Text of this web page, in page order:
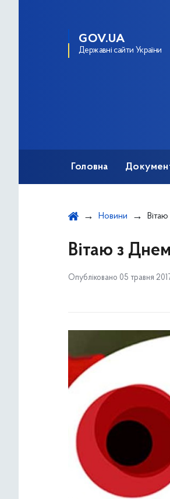
GOV.UA
Державні сайти України
Головна
Новини
Вітаю з
Опубліковано 05 травня